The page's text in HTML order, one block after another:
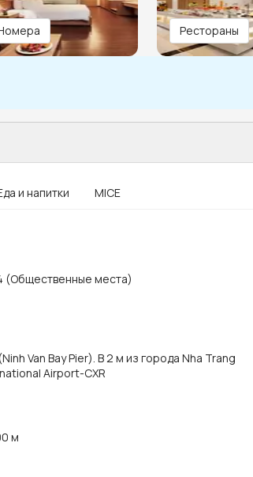
Рестораны
и напитки MICE
(Общественные места)
Van Bay Pier). В 2 м из города Nha Trang
Airport-CXR
м